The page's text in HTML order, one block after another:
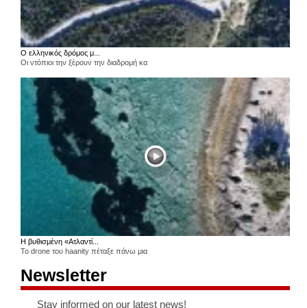
Ο ελληνικός δρόμος μ...
Οι ντόπιοι την ξέρουν την διαδρομή κα
Η βυθισμένη «Ατλαντί...
Το drone του haanity πέταξε πάνω μια
Newsletter
Stay informed on our latest news!